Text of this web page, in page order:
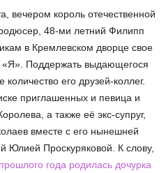
вечером король отечественной
48-ми летний Филипп
в Кремлевском дворце свое
Поддержать выдающегося
его друзей-коллег.
приглашенных и певица и
а также её экс-супруг,
вместе с его нынешней
Юлией Проскуряковой. К слову,
года родилась дочурка